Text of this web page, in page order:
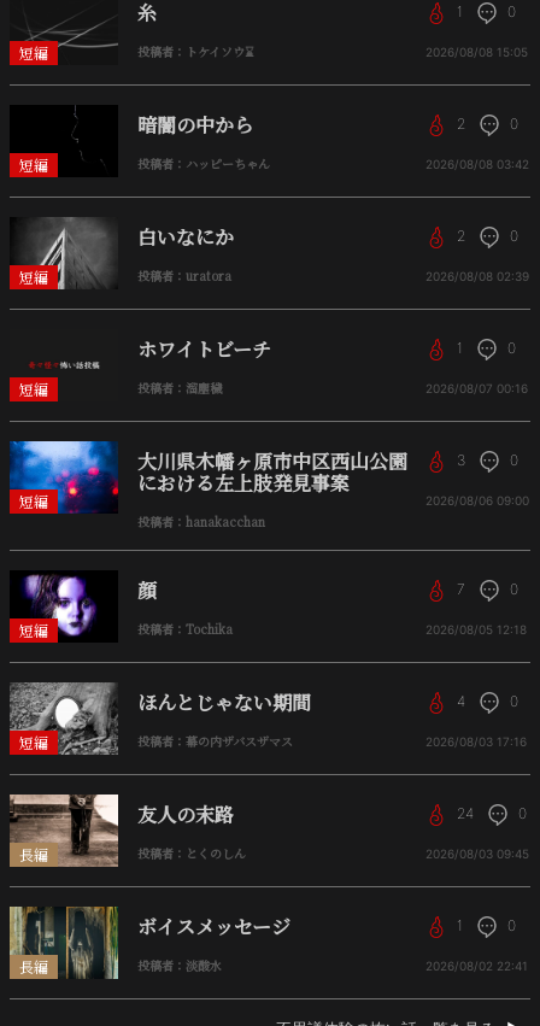
短編
糸
投稿者：トケイソウ⌛
1 0
2026/08/08 15:05
短編
暗闇の中から
投稿者：ハッピーちゃん
2 0
2026/08/08 03:42
短編
白いなにか
投稿者：uratora
2 0
2026/08/08 02:39
短編
ホワイトビーチ
投稿者：溜塵穢
1 0
2026/08/07 00:16
短編
大川県木幡ヶ原市中区西山公園
における左上肢発見事案
投稿者：hanakacchan
3 0
2026/08/06 09:00
短編
顔
投稿者：Tochika
7 0
2026/08/05 12:18
短編
ほんとじゃない期間
投稿者：幕の内ザバスザマス
4 0
2026/08/03 17:16
長編
友人の末路
投稿者：とくのしん
24 0
2026/08/03 09:45
長編
ボイスメッセージ
投稿者：淡酸水
1 0
2026/08/02 22:41